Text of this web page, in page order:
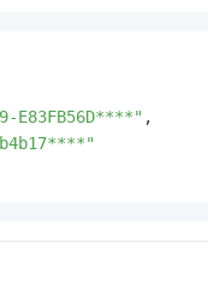
E83FB56D****" ,